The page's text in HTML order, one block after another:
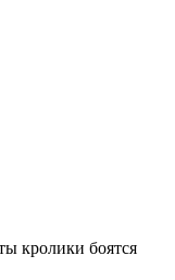
кролики боятся